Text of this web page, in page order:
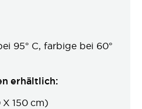
95° C, farbige bei 60°
erhältlich:
150 cm)